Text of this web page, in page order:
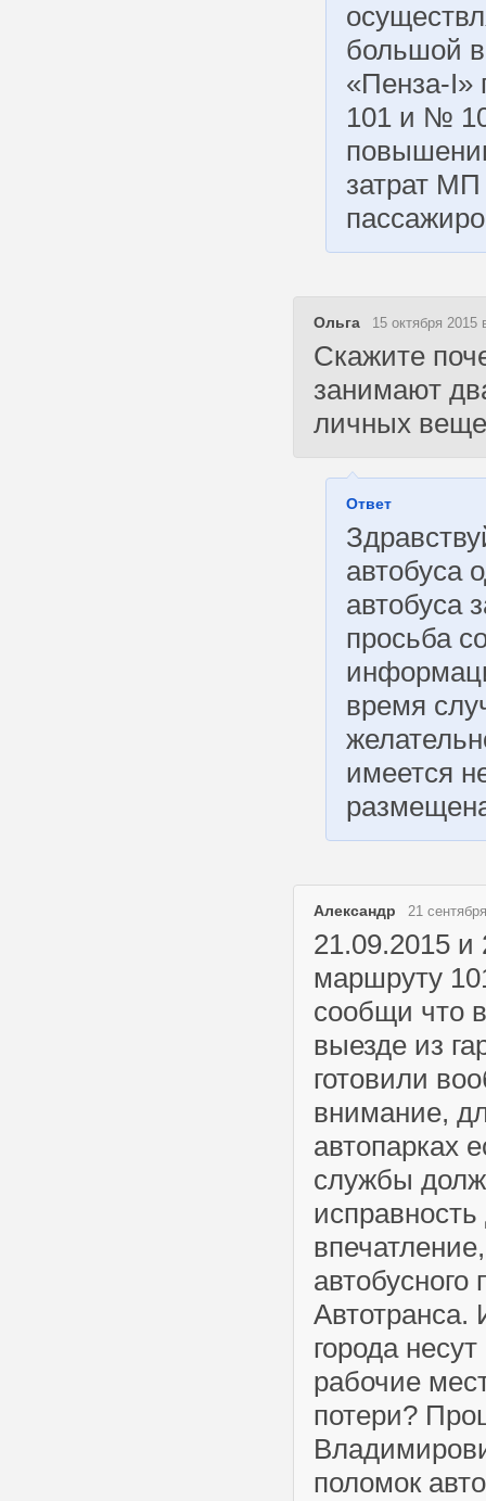
большой
«Пенза-I»
101 и №
затрат МП
Ольга 15 октября 2015
Скажите
занимают
личных
Ответ
автобуса
автобуса
просьба
время
имеется
Александр 21
21.09.2015 и
маршруту
сообщи что
выезде из
готовили
внимание,
автопарках
службы
автобусного
Автотранса.
города
рабочие
потери?
поломок